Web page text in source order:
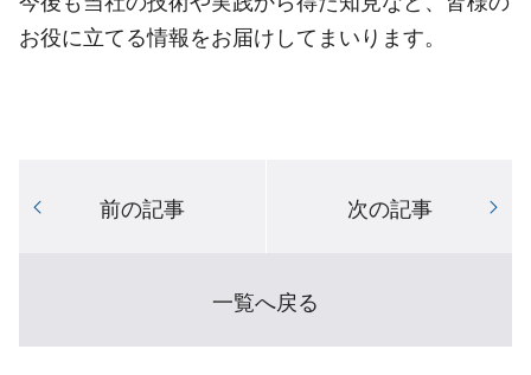
お役に立てる情報をお届けしてまいります。
前の記事 次の記事
一覧へ戻る